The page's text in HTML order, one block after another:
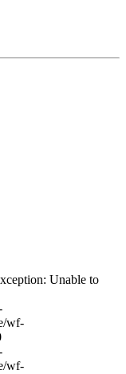
Unable to
wf-
wf-